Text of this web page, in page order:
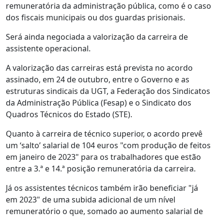
remuneratória da administração pública, como é o caso
dos fiscais municipais ou dos guardas prisionais.
Será ainda negociada a valorização da carreira de
assistente operacional.
A valorização das carreiras está prevista no acordo
assinado, em 24 de outubro, entre o Governo e as
estruturas sindicais da UGT, a Federação dos Sindicatos
da Administração Pública (Fesap) e o Sindicato dos
Quadros Técnicos do Estado (STE).
Quanto à carreira de técnico superior, o acordo prevê
um ‘salto’ salarial de 104 euros "com produção de feitos
em janeiro de 2023" para os trabalhadores que estão
entre a 3.ª e 14.ª posição remuneratória da carreira.
Já os assistentes técnicos também irão beneficiar "já
em 2023" de uma subida adicional de um nível
remuneratório o que, somado ao aumento salarial de